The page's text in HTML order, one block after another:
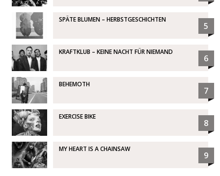
SPÄTE BLUMEN – HERBSTGESCHICHTEN
5
KRAFTKLUB – KEINE NACHT FÜR NIEMAND
6
BEHEMOTH
7
EXERCISE BIKE
8
MY HEART IS A CHAINSAW
9